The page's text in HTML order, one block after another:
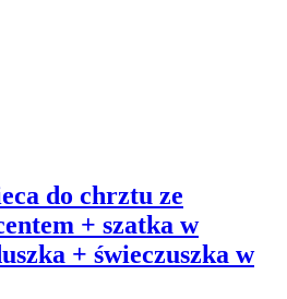
do chrztu ze
+ szatka w
+ świeczuszka w